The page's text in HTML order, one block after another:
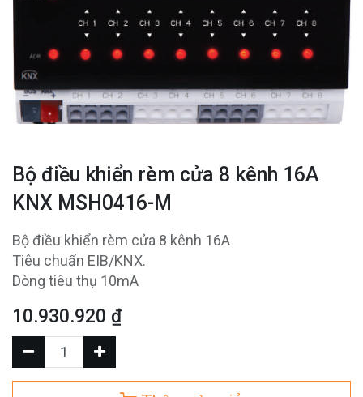
Bộ điều khiển rèm cửa 8 kênh 16A
KNX MSH0416-M
Bộ điều khiển rèm cửa 8 kênh 16A
Tiêu chuẩn EIB/KNX.
Dòng tiêu thụ 10mA
10.930.920 ₫